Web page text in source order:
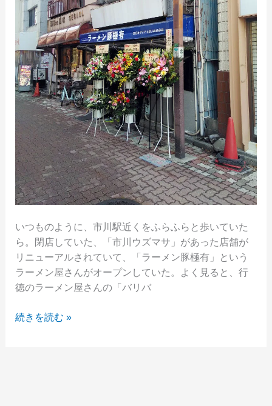
いつものように、市川駅近くをふらふらと歩いていた
ら。閉店していた、「市川ウズマサ」があった店舗が
リニューアルされていて、「ラーメン豚極有」という
ラーメン屋さんがオープンしていた。よく見ると、行
徳のラーメン屋さんの「バリバ
市
続きを読む »